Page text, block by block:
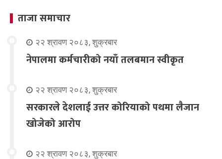
ताजा समाचार
२२ श्रावण २०८३, शुक्रबार
नेपालमा कर्मचारीको नयाँ तलबमान स्वीकृत
२२ श्रावण २०८३, शुक्रबार
सरकारले देशलाई उत्तर कोरियाको पथमा लैजान
खोजेको आरोप
२२ श्रावण २०८३, शुक्रबार